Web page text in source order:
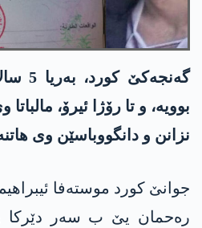
بوویە، و تا رۆژا ئیرۆ،
نزانن و دانگووباسێن وی
جوانێ کورد موستەفا
رەحمان یێ ب سەر دێرکا